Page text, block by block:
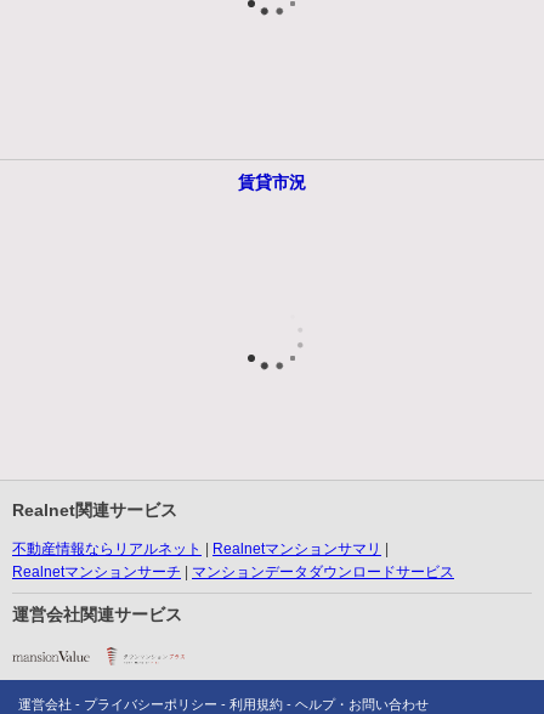
賃貸市況
Realnet関連サービス
不動産情報ならリアルネット
Realnetマンションサマリ
Realnetマンションサーチ
マンションデータダウンロードサービス
運営会社関連サービス
運営会社 プライバシーポリシー 利用規約 ヘルプ・お問い合わせ